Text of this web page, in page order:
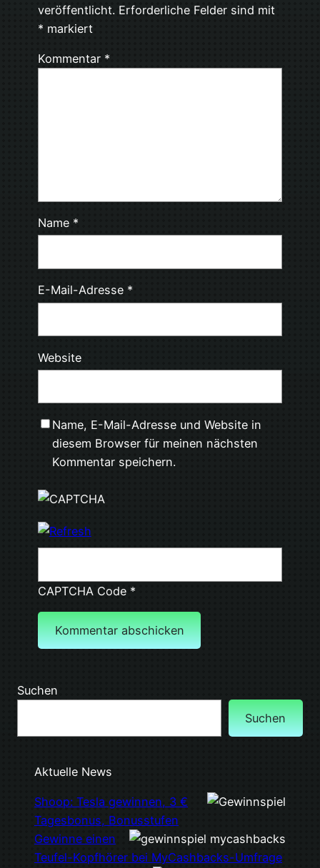
veröffentlicht. Erforderliche Felder sind mit
* markiert
Kommentar *
Name *
E-Mail-Adresse *
Website
Name, E-Mail-Adresse und Website in
diesem Browser für meinen nächsten
Kommentar speichern.
CAPTCHA Code*
Suchen
Suchen
Aktuelle News
Shoop: Tesla gewinnen, 3 €
Tagesbonus, Bonusstufen
Gewinne einen
Teufel-Kopfhörer bei MyCashbacks-Umfrage